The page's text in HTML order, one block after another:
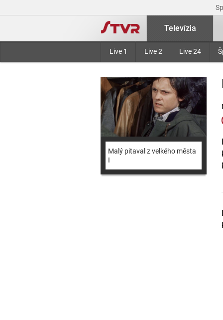
Televízia
Live 1 Live 2 Live 24
Malý pitaval z velkého města
I